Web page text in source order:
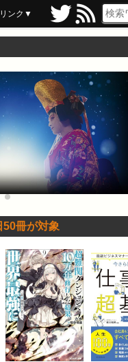
リンク▼
冊が対象